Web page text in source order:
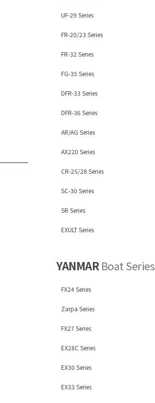
UF-29 Series
FR-20/23 Series
FR-32 Series
FG-35 Series
DFR-33 Series
DFR-36 Series
AR/AG Series
AX220 Series
CR-25/28 Series
SC-30 Series
SR Series
EXULT Series
YANMAR Boat Series
FX24 Series
Zarpa Series
FX27 Series
EX28C Series
EX30 Series
EX33 Series